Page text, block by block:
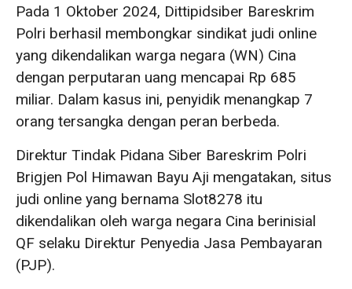
Pada 1 Oktober 2024, Dittipidsiber Bareskrim
Polri berhasil membongkar sindikat judi online
yang dikendalikan warga negara (WN) Cina
dengan perputaran uang mencapai Rp 685
miliar. Dalam kasus ini, penyidik menangkap 7
orang tersangka dengan peran berbeda.
Direktur Tindak Pidana Siber Bareskrim Polri
Brigjen Pol Himawan Bayu Aji mengatakan, situs
judi online yang bernama Slot8278 itu
dikendalikan oleh warga negara Cina berinisial
QF selaku Direktur Penyedia Jasa Pembayaran
(PJP).